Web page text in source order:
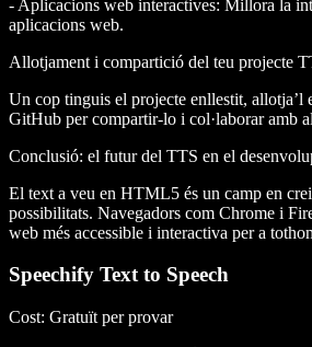
- Aplicacions web interactives: Millora la
aplicacions web.
Allotjament i compartició del teu projecte
Un cop tinguis el projecte enllestit, allotja’l
GitHub per compartir-lo i col·laborar amb
Conclusió: el futur del TTS en el
El text a veu en HTML5 és un camp en
possibilitats. Navegadors com Chrome i
web més accessible i interactiva per a
Speechify Text to Speech
Cost: Gratuït per provar